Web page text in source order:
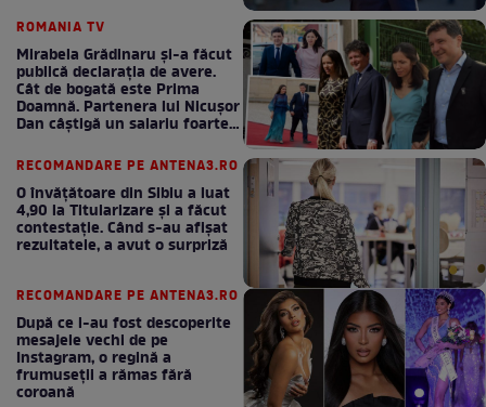
ROMANIA TV
Mirabela Grădinaru și-a făcut
publică declarația de avere.
Cât de bogată este Prima
Doamnă. Partenera lui Nicușor
Dan câștigă un salariu foarte
RECOMANDARE PE ANTENA3.RO
O învățătoare din Sibiu a luat
4,90 la Titularizare și a făcut
contestație. Când s-au afișat
rezultatele, a avut o surpriză
RECOMANDARE PE ANTENA3.RO
După ce i-au fost descoperite
mesajele vechi de pe
Instagram, o regină a
frumuseții a rămas fără
coroană